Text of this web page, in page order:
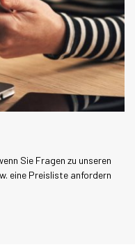
Sie Fragen zu unseren
eine Preisliste anfordern